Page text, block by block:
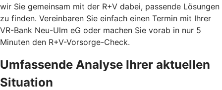
wir Sie gemeinsam mit der R+V dabei, passende Lösungen
zu finden. Vereinbaren Sie einfach einen Termin mit Ihrer
VR-Bank Neu-Ulm eG oder machen Sie vorab in nur 5
Minuten den R+V-Vorsorge-Check.
Umfassende Analyse Ihrer aktuellen
Situation